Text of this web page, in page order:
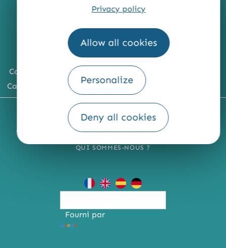
Privacy policy
Allow all cookies
Personalize
Deny all cookies
Comment venir ?
Carte du territoire
MENTIONS LÉGALES PLAN DU SITE
ACCESSIBILITÉ : NON CONFORME PRESSE
QUI SOMMES-NOUS ?
Fourni par